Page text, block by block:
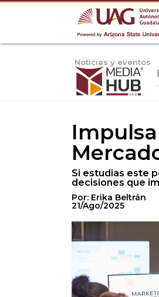
Noticias y eventos
Si estudias este
decisiones que
Por: Erika Beltrán
21/Ago/2025